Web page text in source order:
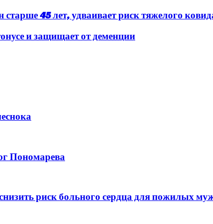
45 лет, удваивает риск тяжелого
и защищает от деменции
Пономарева
риск больного сердца для пожилых